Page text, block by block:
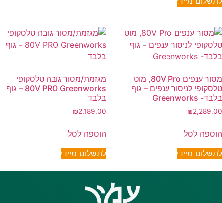
מסור ענפים 80V Pro, מוט
טלסקופי לניסור ענפים – גוף
בלבד- Greenworks
₪2,289.00
הוספה לסל
לתשלום מיידי
מגזמת/מסור גובה טלסקופי
80V PRO Greenworks – גוף
בלבד
₪2,189.00
הוספה לסל
לתשלום מיידי